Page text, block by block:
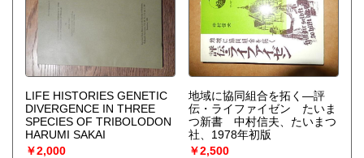
て、統一的な観点からの説明を試みる。
LIFE HISTORIES GENETIC
DIVERGENCE IN THREE
SPECIES OF TRIBOLODON
HARUMI SAKAI
￥2,000
地域に協同組合を拓く—評
伝・ライファイゼン たいま
つ新書 中村信夫、たいまつ
社、1978年初版
￥2,500